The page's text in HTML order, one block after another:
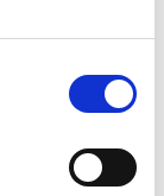
%igen